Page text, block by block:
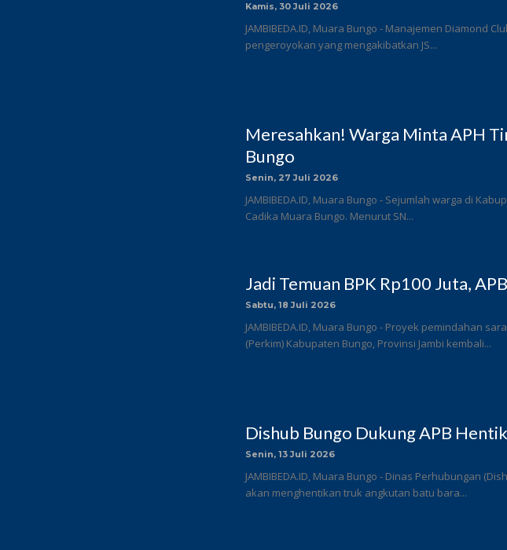
Kamis, 30 Juli 2026
JAMBIBEDA.ID, Muara Bungo - Manajemen Diamond
pengeroyokan yang mengakibatkan JS...
Meresahkan! Warga Minta APH
Bungo
Senin, 27 Juli 2026
JAMBIBEDA.ID, Muara Bungo - Sejumlah warga di
Cadika Muara Bungo. Menurut SN...
Jadi Temuan BPK Rp100 Juta,
Sabtu, 18 Juli 2026
JAMBIBEDA.ID, Muara Bungo - Proyek pemindahan
(Perkim) Kabupaten Bungo, Provinsi Jambi kembali...
Dishub Bungo Dukung APB
Senin, 13 Juli 2026
JAMBIBEDA.ID, Muara Bungo - Dinas Perhubungan
akan menghentikan truk angkutan batu bara...